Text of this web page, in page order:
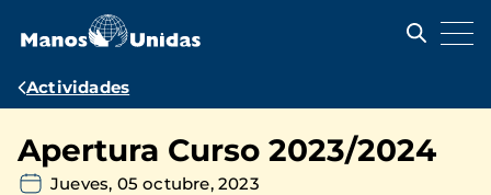
contenido
Ruta
navegación
Actividades
Apertura Curso 2023/2024
Jueves, 05 octubre, 2023